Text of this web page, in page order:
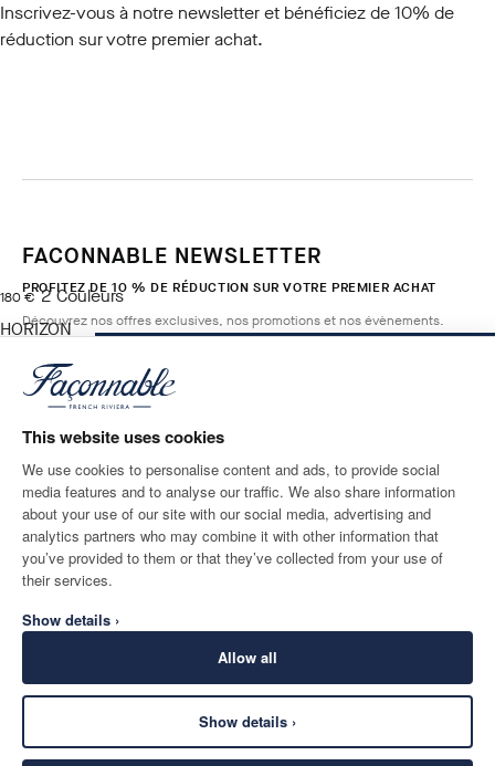
This website uses cookies
We use cookies to personalise content and ads, to provide social
media features and to analyse our traffic. We also share information
about your use of our site with our social media, advertising and
analytics partners who may combine it with other information that
you’ve provided to them or that they’ve collected from your use of
their services.
Show details ›
Allow all
Show details ›
Inscrivez-vous à notre newsletteret bénéficiez de 10% de
réduction sur votre premier achat.
180 €
current price 180 €
2Couleurs
HORIZON
Taille
FACONNABLE NEWSLETTER
PROFITEZ DE 10 % DE RÉDUCTION SUR VOTRE PREMIER ACHAT
Découvrez nos offres exclusives, nos promotions et nos évènements.
E-mail*
ADRESSE POSTALE
Monaco
LANGUE
Français
CONTACTEZ-NOUS
SECURE
©2026Façonnable